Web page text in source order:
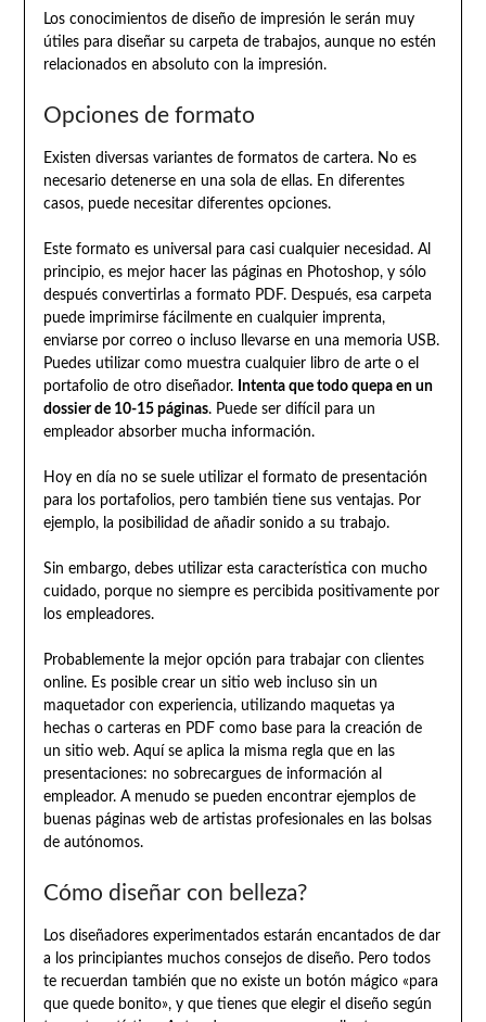
Los conocimientos de diseño de impresión le serán muy
útiles para diseñar su carpeta de trabajos, aunque no estén
relacionados en absoluto con la impresión.
Opciones de formato
Existen diversas variantes de formatos de cartera. No es
necesario detenerse en una sola de ellas. En diferentes
casos, puede necesitar diferentes opciones.
Este formato es universal para casi cualquier necesidad. Al
principio, es mejor hacer las páginas en Photoshop, y sólo
después convertirlas a formato PDF. Después, esa carpeta
puede imprimirse fácilmente en cualquier imprenta,
enviarse por correo o incluso llevarse en una memoria USB.
Puedes utilizar como muestra cualquier libro de arte o el
portafolio de otro diseñador. Intenta que todo quepa en un
dossier de 10-15 páginas. Puede ser difícil para un
empleador absorber mucha información.
Hoy en día no se suele utilizar el formato de presentación
para los portafolios, pero también tiene sus ventajas. Por
ejemplo, la posibilidad de añadir sonido a su trabajo.
Sin embargo, debes utilizar esta característica con mucho
cuidado, porque no siempre es percibida positivamente por
los empleadores.
Probablemente la mejor opción para trabajar con clientes
online. Es posible crear un sitio web incluso sin un
maquetador con experiencia, utilizando maquetas ya
hechas o carteras en PDF como base para la creación de
un sitio web. Aquí se aplica la misma regla que en las
presentaciones: no sobrecargues de información al
empleador. A menudo se pueden encontrar ejemplos de
buenas páginas web de artistas profesionales en las bolsas
de autónomos.
Cómo diseñar con belleza?
Los diseñadores experimentados estarán encantados de dar
a los principiantes muchos consejos de diseño. Pero todos
te recuerdan también que no existe un botón mágico «para
que quede bonito», y que tienes que elegir el diseño según